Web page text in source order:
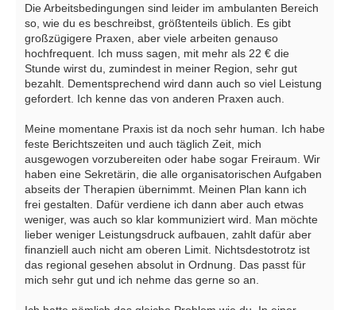
Die Arbeitsbedingungen sind leider im ambulanten Bereich
so, wie du es beschreibst, größtenteils üblich. Es gibt
großzügigere Praxen, aber viele arbeiten genauso
hochfrequent. Ich muss sagen, mit mehr als 22 € die
Stunde wirst du, zumindest in meiner Region, sehr gut
bezahlt. Dementsprechend wird dann auch so viel Leistung
gefordert. Ich kenne das von anderen Praxen auch.
Meine momentane Praxis ist da noch sehr human. Ich habe
feste Berichtszeiten und auch täglich Zeit, mich
ausgewogen vorzubereiten oder habe sogar Freiraum. Wir
haben eine Sekretärin, die alle organisatorischen Aufgaben
abseits der Therapien übernimmt. Meinen Plan kann ich
frei gestalten. Dafür verdiene ich dann aber auch etwas
weniger, was auch so klar kommuniziert wird. Man möchte
lieber weniger Leistungsdruck aufbauen, zahlt dafür aber
finanziell auch nicht am oberen Limit. Nichtsdestotrotz ist
das regional gesehen absolut in Ordnung. Das passt für
mich sehr gut und ich nehme das gerne so an.